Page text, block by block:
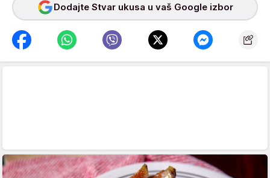
Dodajte Stvar ukusa u vaš Google izbor